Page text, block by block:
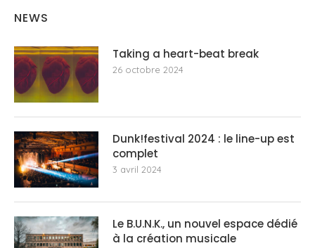
NEWS
Taking a heart-beat break
26 octobre 2024
Dunk!festival 2024 : le line-up est
complet
3 avril 2024
Le B.U.N.K., un nouvel espace dédié
à la création musicale